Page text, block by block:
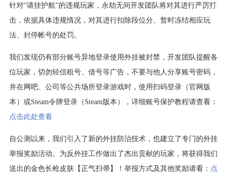
针对“请挂护航”的违规玩家，永劫无间开发团队将对其进行严厉打
击，依据具体违规情况，对其进行扣除段位分、暂时冻结相应玩
法、封停帐号的处罚。
我们发现仍有部分账号异地登录使用外挂被封禁，开发团队提醒各
位玩家，切勿轻信租号、借号等广告，不要与他人分享账号密码，
并在网吧、公司等公共场所登录游戏时，使用扫码登录（官网版
本）或Steam令牌登录（Steam版本），详细账号保护教程请查看：
点击此处查看
自公测以来，我们引入了新的外挂防治技术，也建立了专门的外挂
举报奖励活动。为反外挂工作做出了杰出贡献的玩家，将获得我们
送出的金色长枪皮肤【正气扫帚】！举报方式及其他奖励请看： 点